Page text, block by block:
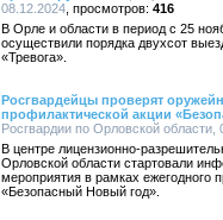
08.12.2024
416
В Орле и области в период с 25
осуществили порядка двухсот
«Тревога».
Росгвардейцы проверят
профилактической акции
Росгвардии по Орловской области,
В центре лицензионно-
Орловской области стартовали
мероприятия в рамках ежегодного
«Безопасный Новый год».